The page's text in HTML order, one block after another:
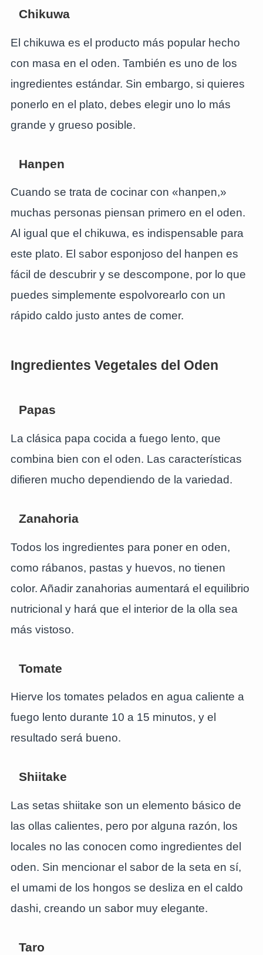
Chikuwa
El chikuwa es el producto más popular hecho
con masa en el oden. También es uno de los
ingredientes estándar. Sin embargo, si quieres
ponerlo en el plato, debes elegir uno lo más
grande y grueso posible.
Hanpen
Cuando se trata de cocinar con «hanpen,»
muchas personas piensan primero en el oden.
Al igual que el chikuwa, es indispensable para
este plato. El sabor esponjoso del hanpen es
fácil de descubrir y se descompone, por lo que
puedes simplemente espolvorearlo con un
rápido caldo justo antes de comer.
Ingredientes Vegetales del Oden
Papas
La clásica papa cocida a fuego lento, que
combina bien con el oden. Las características
difieren mucho dependiendo de la variedad.
Zanahoria
Todos los ingredientes para poner en oden,
como rábanos, pastas y huevos, no tienen
color. Añadir zanahorias aumentará el equilibrio
nutricional y hará que el interior de la olla sea
más vistoso.
Tomate
Hierve los tomates pelados en agua caliente a
fuego lento durante 10 a 15 minutos, y el
resultado será bueno.
Shiitake
Las setas shiitake son un elemento básico de
las ollas calientes, pero por alguna razón, los
locales no las conocen como ingredientes del
oden. Sin mencionar el sabor de la seta en sí,
el umami de los hongos se desliza en el caldo
dashi, creando un sabor muy elegante.
Taro